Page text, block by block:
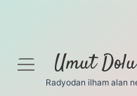
menüyüUmut
Radyodan ilham alan